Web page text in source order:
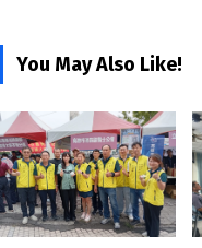
You May Also Like!